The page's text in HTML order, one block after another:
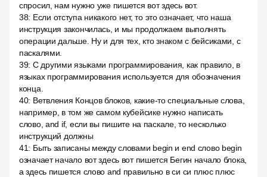
спросил, нам нужно уже пишется вот здесь вот.
38: Если отступа никакого нет, то это означает, что наша
инструкция закончилась, и мы продолжаем выполнять
операции дальше. Ну и для тех, кто знаком с бейсиками, с
паскалями.
39: С другими языками программирования, как правило, в
языках программирования используется для обозначения
конца.
40: Ветвления Концов блоков, какие-то специальные слова,
например, в том же самом кубейсике нужно написать
слово, and if, если вы пишите на паскале, то несколько
инструкций должны
41: Быть записаны между словами begin и end слово begin
означает начало вот здесь вот пишется Бегин начало блока,
а здесь пишется слово and правильно в си си плюс плюс